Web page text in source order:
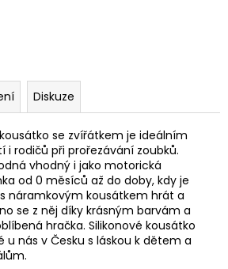
Diskuze
se zvířátkem je ideálním
rodičů při prořezávání zoubků.
vhodný i jako motorická
od 0 měsíců až do doby, kdy je
náramkovým kousátkem hrát a
se z něj díky krásným barvám a
hračka. Silikonové kousátko
u nás v Česku s láskou k dětem a